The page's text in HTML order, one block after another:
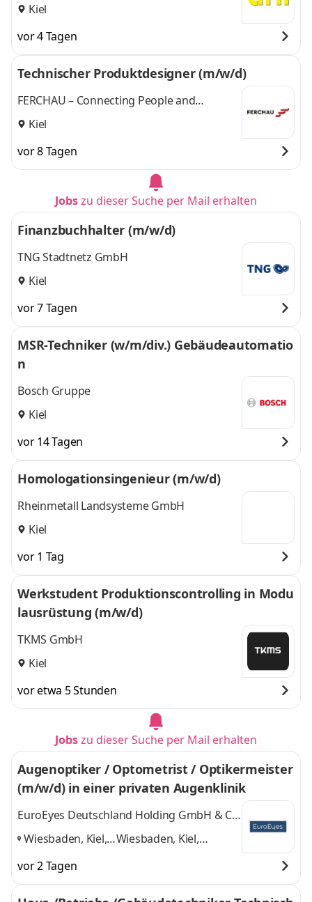
Kiel
vor 4 Tagen
Technischer Produktdesigner (m/w/d)
FERCHAU – Connecting People and
Technologies
Kiel
vor 8 Tagen
Jobszu dieser Suche per Mail erhalten
Finanzbuchhalter (m/w/d)
TNG Stadtnetz GmbH
Kiel
vor 7 Tagen
MSR-Techniker (w/m/div.) Gebäudeautomatio
n
Bosch Gruppe
Kiel
vor 14 Tagen
Homologationsingenieur (m/w/d)
Rheinmetall Landsysteme GmbH
Kiel
vor 1 Tag
Werkstudent Produktionscontrolling in Modu
lausrüstung (m/w/d)
TKMS GmbH
Kiel
vor etwa 5 Stunden
Jobszu dieser Suche per Mail erhalten
Augenoptiker / Optometrist / Optikermeister
(m/w/d) in einer privaten Augenklinik
EuroEyes Deutschland Holding GmbH & Co.
KG
Wiesbaden, Kiel,
Bremen,
Wiesbaden, Kiel,
vor 2 Tagen